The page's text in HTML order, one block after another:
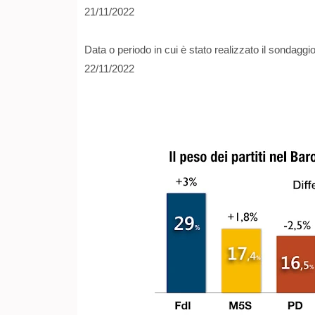
21/11/2022
Data o periodo in cui è stato realizzato il
22/11/2022